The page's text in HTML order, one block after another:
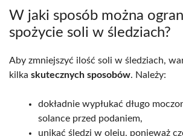
W jaki sposób można
spożycie soli w śledziach?
Aby zmniejszyć ilość soli w śledziach,
kilka skutecznych sposobów. Należy:
dokładnie wypłukać długo
solance przed podaniem,
unikać śledzi w oleju, ponieważ